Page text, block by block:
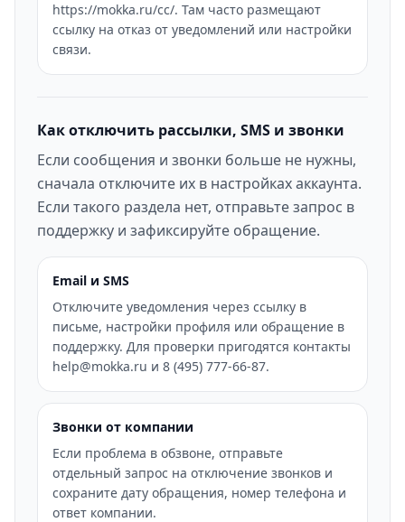
https://mokka.ru/cc/. Там часто размещают
ссылку на отказ от уведомлений или настройки
связи.
Как отключить рассылки, SMS и звонки
Если сообщения и звонки больше не нужны,
сначала отключите их в настройках аккаунта.
Если такого раздела нет, отправьте запрос в
поддержку и зафиксируйте обращение.
Email и SMS
Отключите уведомления через ссылку в
письме, настройки профиля или обращение в
поддержку. Для проверки пригодятся контакты
help@mokka.ru и 8 (495) 777-66-87.
Звонки от компании
Если проблема в обзвоне, отправьте
отдельный запрос на отключение звонков и
сохраните дату обращения, номер телефона и
ответ компании.